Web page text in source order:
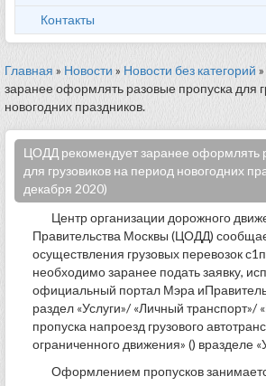
Контакты
Главная » Новости » Новости без категорий
заранее оформлять разовые пропуска для
новогодних праздников.
ЦОДД рекомендует заранее оформлять
для грузовиков на период новогодних
декабря 2020)
Центр организации дорожного
Правительства Москвы (ЦОДД)
осуществления грузовых перевозок
необходимо заранее подать заявку,
официальный портал Мэра
раздел «Услуги»/ «Личный транспорт»/
пропуска напроезд грузового
ограниченного движения» () вразделе
Оформлением пропусков